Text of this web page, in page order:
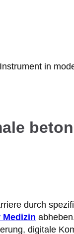
durch
Medizin
digitale